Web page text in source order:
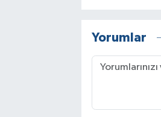
Yorumlar